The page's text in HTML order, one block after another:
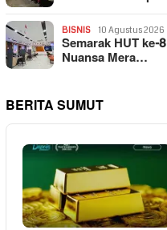
BISNIS 10 Agustus 2026
Semarak HUT ke-
Nuansa Mera…
BERITA SUMUT